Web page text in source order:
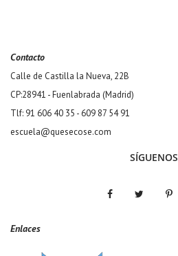
Contacto
Calle de Castilla la Nueva, 22B
CP:28941 - Fuenlabrada (Madrid)
Tlf: 91 606 40 35 - 609 87 54 91
escuela@quesecose.com
SÍGUENOS
Enlaces